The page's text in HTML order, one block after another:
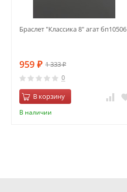
Браслет "Классика 8" агат бп10506
959 ₽ 1 333₽
0
В корзину
В наличии